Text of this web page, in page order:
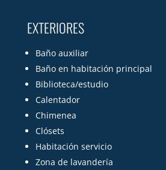
EXTERIORES
Baño auxiliar
Baño en habitación principal
Biblioteca/estudio
Calentador
Chimenea
Clósets
Habitación servicio
Zona de lavandería